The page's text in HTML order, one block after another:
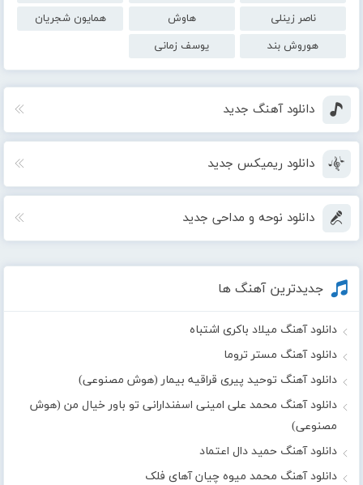
ناصر زینلی
هاوش
همایون شجریان
هوروش بند
یوسف زمانی
دانلود آهنگ جدید
دانلود ریمیکس جدید
دانلود نوحه و مداحی جدید
جدیدترین آهنگ ها
دانلود آهنگ میلاد باکری اشتباه
دانلود آهنگ مستر تروما
دانلود آهنگ توحید پیری قراقیه بیمار (هوش مصنوعی)
دانلود آهنگ محمد علی امینی اسفندارانی تو باور خیال من (هوش
مصنوعی)
دانلود آهنگ حمید دال اعتماد
دانلود آهنگ محمد میوه چیان آهای فلک